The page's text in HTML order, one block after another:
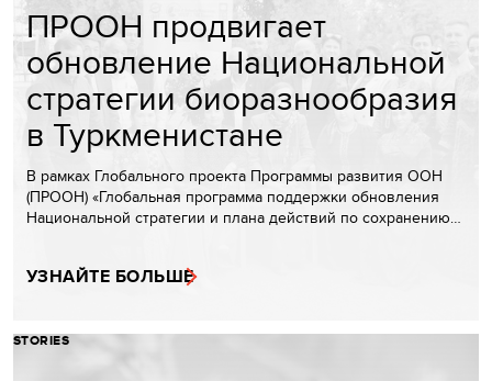
ПРООН продвигает
обновление Национальной
стратегии биоразнообразия
в Туркменистане
В рамках Глобального проекта Программы развития ООН
(ПРООН) «Глобальная программа поддержки обновления
Национальной стратегии и плана действий по сохранению…
УЗНАЙТЕ БОЛЬШЕ
STORIES